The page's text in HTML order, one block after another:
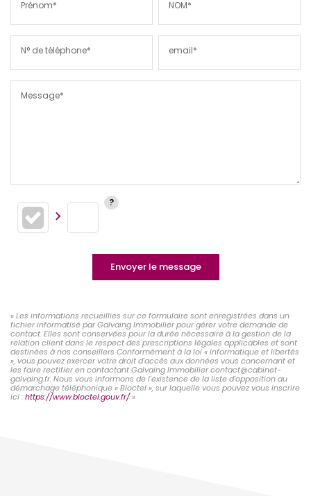
Prénom* NOM*
N° de téléphone* email*
Message*
Envoyer le message
« Les informations recueillies sur ce formulaire sont enregistrées dans un
fichier informatisé par Galvaing Immobilier pour gérer votre demande de
contact. Elles sont conservées pour la durée nécessaire à la gestion de la
relation client dans le respect des prescriptions légales applicables et sont
destinées à nos conseillers Conformément à la loi « informatique et libertés
», vous pouvez exercer votre droit d'accès aux données vous concernant et
les faire rectifier en contactant Galvaing Immobilier contact@cabinet-
galvaing.fr. Nous vous informons de l'existence de la liste d'opposition au
démarchage téléphonique « Bloctel », sur laquelle vous pouvez vous inscrire
ici : https://www.bloctel.gouv.fr/»